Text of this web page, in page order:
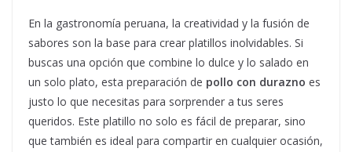
En la gastronomía peruana, la creatividad y la fusión de
sabores son la base para crear platillos inolvidables. Si
buscas una opción que combine lo dulce y lo salado en
un solo plato, esta preparación de pollo con durazno es
justo lo que necesitas para sorprender a tus seres
queridos. Este platillo no solo es fácil de preparar, sino
que también es ideal para compartir en cualquier ocasión,